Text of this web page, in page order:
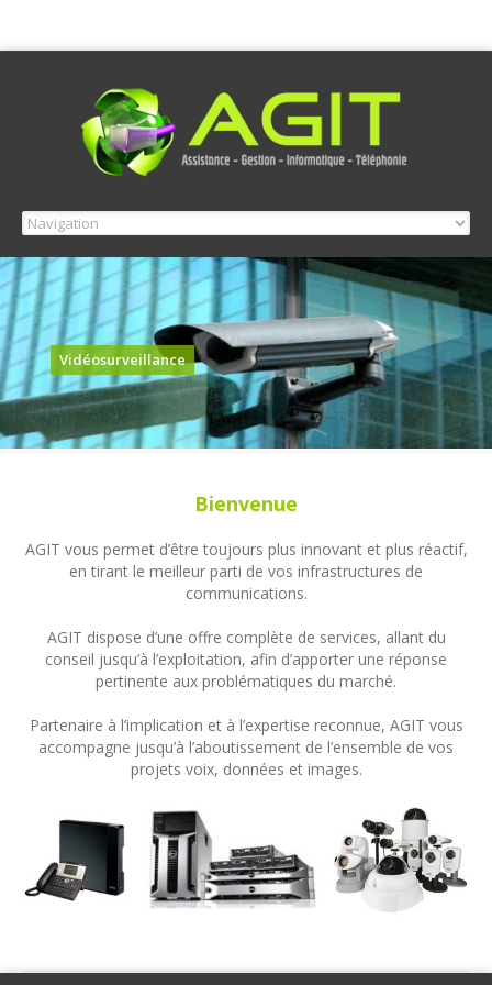
Vidéosurveillance
Bienvenue
AGIT vous permet d’être toujours plus innovant et plus réactif,
en tirant le meilleur parti de vos infrastructures de
communications.
AGIT dispose d’une offre complète de services, allant du
conseil jusqu’à l’exploitation, afin d’apporter une réponse
pertinente aux problématiques du marché.
Partenaire à l’implication et à l’expertise reconnue, AGIT vous
accompagne jusqu’à l’aboutissement de l’ensemble de vos
projets voix, données et images.